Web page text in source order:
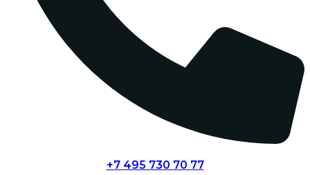
+7 495 730 70 77